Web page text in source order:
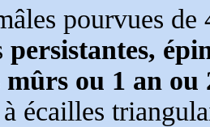
pourvues de
persistantes,
mûrs ou 1 an ou
à écailles